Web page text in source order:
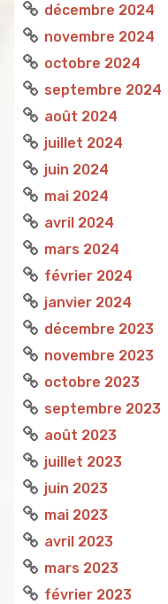
décembre 2024
novembre 2024
octobre 2024
septembre 2024
août 2024
juillet 2024
juin 2024
mai 2024
avril 2024
mars 2024
février 2024
janvier 2024
décembre 2023
novembre 2023
octobre 2023
septembre 2023
août 2023
juillet 2023
juin 2023
mai 2023
avril 2023
mars 2023
février 2023